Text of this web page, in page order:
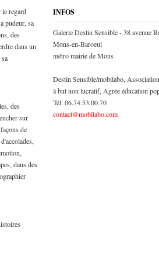
le regard
pudeur, sa
des
dans un
des
sur
de
dans des
INFOS
Galerie Destin Sensible - 38 avenue
Mons-en-Baroeul
métro mairie de Mons
Destin Sensible/mobilabo,
à but non lucratif, Agrée éducation
Tél: 06.74.53.00.70
contact@mobilabo.com